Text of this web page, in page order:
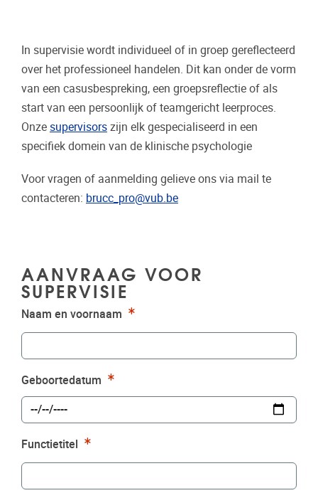
In supervisie wordt individueel of in groep gereflecteerd
over het professioneel handelen. Dit kan onder de vorm
van een casusbespreking, een groepsreflectie of als
start van een persoonlijk of teamgericht leerproces.
Onze supervisors zijn elk gespecialiseerd in een
specifiek domein van de klinische psychologie
Voor vragen of aanmelding gelieve ons via mail te
contacteren: brucc_pro@vub.be
AANVRAAG VOOR
SUPERVISIE
Naam en voornaam
Geboortedatum
Functietitel